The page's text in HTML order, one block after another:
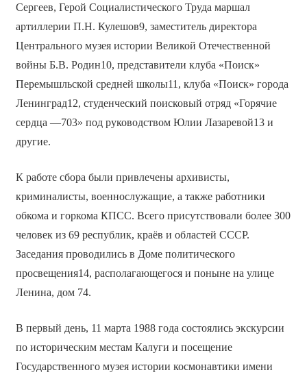
Сергеев, Герой Социалистического Труда маршал
артиллерии П.Н. Кулешов9, заместитель директора
Центрального музея истории Великой Отечественной
войны Б.В. Родин10, представители клуба «Поиск»
Перемышльской средней школы11, клуба «Поиск» города
Ленинград12, студенческий поисковый отряд «Горячие
сердца —703» под руководством Юлии Лазаревой13 и
другие.
К работе сбора были привлечены архивисты,
криминалисты, военнослужащие, а также работники
обкома и горкома КПСС. Всего присутствовали более 300
человек из 69 республик, краёв и областей СССР.
Заседания проводились в Доме политического
просвещения14, располагающегося и поныне на улице
Ленина, дом 74.
В первый день, 11 марта 1988 года состоялись экскурсии
по историческим местам Калуги и посещение
Государственного музея истории космонавтики имени